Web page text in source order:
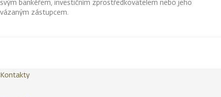
svým bankéřem, investičním zprostředkovatelem nebo jeho
vázaným zástupcem.
Kontakty